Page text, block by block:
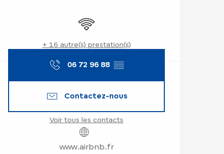
Ouverture et
WiFi
+ 16 autre(s) prestation(s)
06 72 96 88 ▒▒
Contactez-nous
Voir tous les contacts
www.airbnb.fr